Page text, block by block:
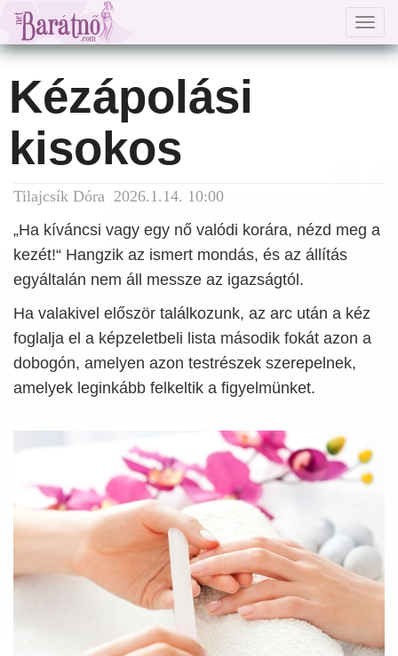
Kézápolási
kisokos
Tilajcsík Dóra 2026.1.14. 10:00
„Ha kíváncsi vagy egy nő valódi korára, nézd meg a
kezét!“ Hangzik az ismert mondás, és az állítás
egyáltalán nem áll messze az igazságtól.
Ha valakivel először találkozunk, az arc után a kéz
foglalja el a képzeletbeli lista második fokát azon a
dobogón, amelyen azon testrészek szerepelnek,
amelyek leginkább felkeltik a figyelmünket.